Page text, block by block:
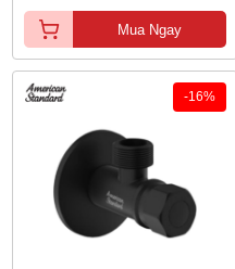
Mua Ngay
-16%